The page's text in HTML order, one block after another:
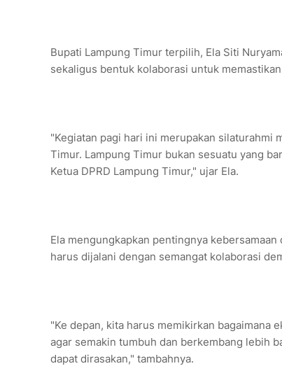
Bupati Lampung Timur terpilih, Ela Siti
sekaligus bentuk kolaborasi untuk
"Kegiatan pagi hari ini merupakan silaturahmi
Timur. Lampung Timur bukan sesuatu yang
Ketua DPRD Lampung Timur," ujar Ela.
Ela mengungkapkan pentingnya
harus dijalani dengan semangat kolaborasi
"Ke depan, kita harus memikirkan bagaimana
agar semakin tumbuh dan berkembang lebih
dapat dirasakan," tambahnya.